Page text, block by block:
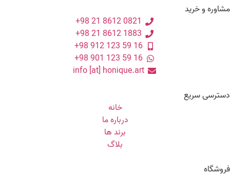
و خرید
0821 8612 21 98+
1883 8612 21 98+
16 59 123 912 98+
16 59 123 901 98+
info [at] honique.art
سریع
خانه
درباره ما
برند ها
بلاگ